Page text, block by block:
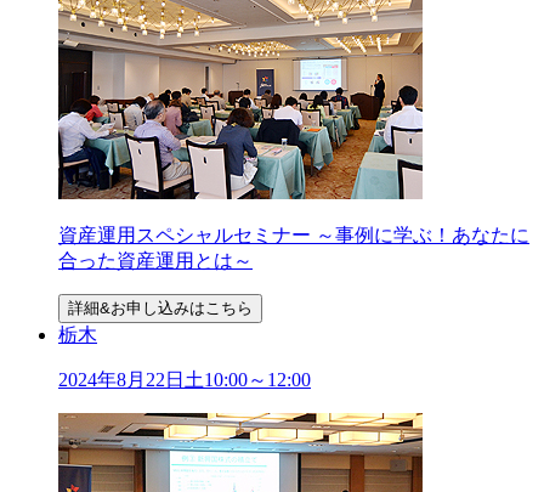
資産運用スペシャルセミナー ～事例に学ぶ！あなたに
合った資産運用とは～
詳細&お申し込みはこちら
栃木
2024年8月 22 日 土10:00～12:00